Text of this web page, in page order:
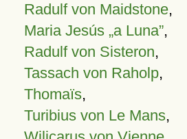
Radulf von Maidstone,
Maria Jesús „a Luna”,
Radulf von Sisteron,
Tassach von Raholp,
Thomaïs,
Turibius von Le Mans,